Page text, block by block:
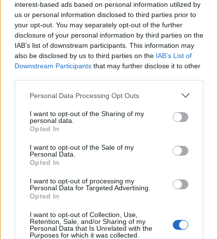
interest-based ads based on personal information utilized by
us or personal information disclosed to third parties prior to
your opt-out. You may separately opt-out of the further
disclosure of your personal information by third parties on the
IAB’s list of downstream participants. This information may
also be disclosed by us to third parties on the IAB’s List of
Downstream Participants that may further disclose it to other
Please note that this website/app uses one or more Google
not limited to your visit or usage behaviour. You may click to
grant or deny consent to Google and its third-party tags to
use your data for below specified purposes in below Google
consent section.
Personal Data Processing Opt Outs
I want to opt-out of the Sharing of my
personal data.
Opted In
I want to opt-out of the Sale of my
Personal Data.
Opted In
I want to opt-out of processing my
Personal Data for Targeted Advertising.
Opted In
I want to opt-out of Collection, Use,
Retention, Sale, and/or Sharing of my
Personal Data that Is Unrelated with the
Purposes for which it was collected.
Μάθε πρώτος όλες τις σημαντικές
ειδήσεις.
Βάλε το proson.gr στα αποτελέσματα
αναζήτησης της Google
Δημοφιλείς Ειδήσεις
Αυτό το επίδομα δίνει 300 ευρώ - Δεν
χρειάζεται αίτηση
Τουρισμός για Όλους 2026: Voucher
έως 600 ευρώ - Ποια ΑΦΜ παίρνουν
σειρά σήμερα